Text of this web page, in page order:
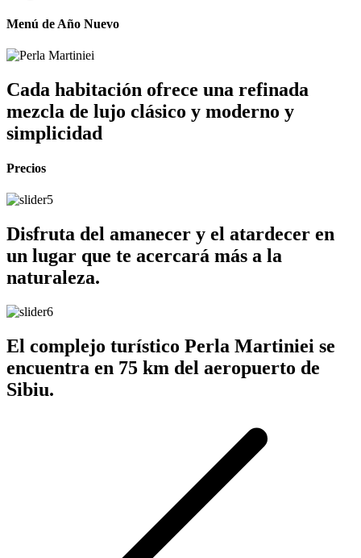
Menú de Año Nuevo
Cada habitación ofrece una refinada
mezcla de lujo clásico y moderno y
simplicidad
Precios
Disfruta del amanecer y el atardecer en
un lugar que te acercará más a la
naturaleza.
El complejo turístico Perla Martiniei se
encuentra en 75 km del aeropuerto de
Sibiu.